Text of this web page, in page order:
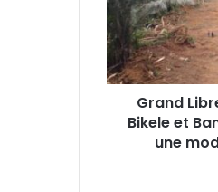
habitants
de
Bikele
et
Bambouchine
impactésGrand
Bikele et
une